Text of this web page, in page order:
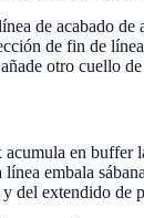
de acabado
de fin de
otro cuello
en buffer
embala
del extendido de